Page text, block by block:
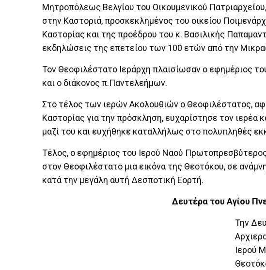
Μητροπόλεως Βελγίου του Οικουμενικού
στην Καστοριά, προσκεκλημένος του οικείου
Καστορίας και της προέδρου του κ. Βασιλικής
εκδηλώσεις της επετείου των 100 ετών από την
Τον Θεοφιλέστατο Ιεράρχη πλαισίωσαν ο εφημέριος
και ο διάκονος π.Παντελεήμων.
Στο τέλος των ιερών Ακολουθιών ο Θεοφιλέστατος,
Καστορίας για την πρόσκληση, ευχαρίστησε τον ιερέα
μαζί του και ευχήθηκε καταλλήλως στο πολυπληθές
Τέλος, ο εφημέριος του Ιερού Ναού
στον Θεοφιλέστατο μια εικόνα της Θεοτόκου, σε
κατά την μεγάλη αυτή Δεσποτική Εορτή.
Δευτέρα του Αγίου
Την
Ιερού